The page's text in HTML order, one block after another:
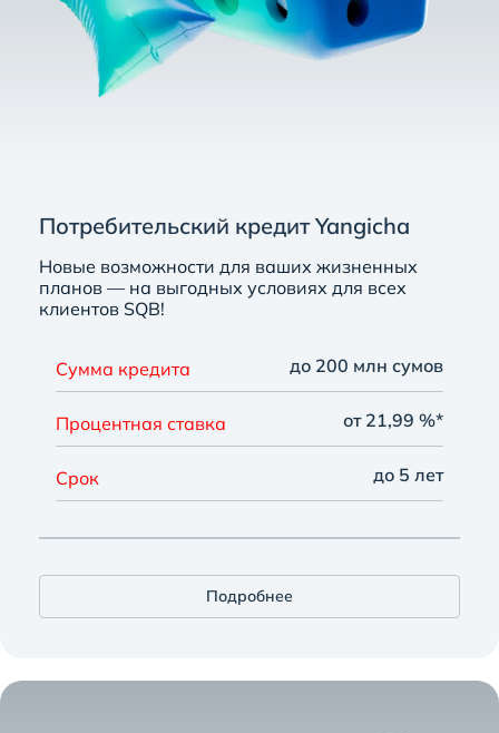
Потребительский кредит Yangicha
Новые возможности для ваших жизненных
планов — на выгодных условиях для всех
клиентов SQB!
Сумма кредита до 200 млн сумов
Процентная ставка от 21,99 %*
Срок до 5 лет
Подробнее